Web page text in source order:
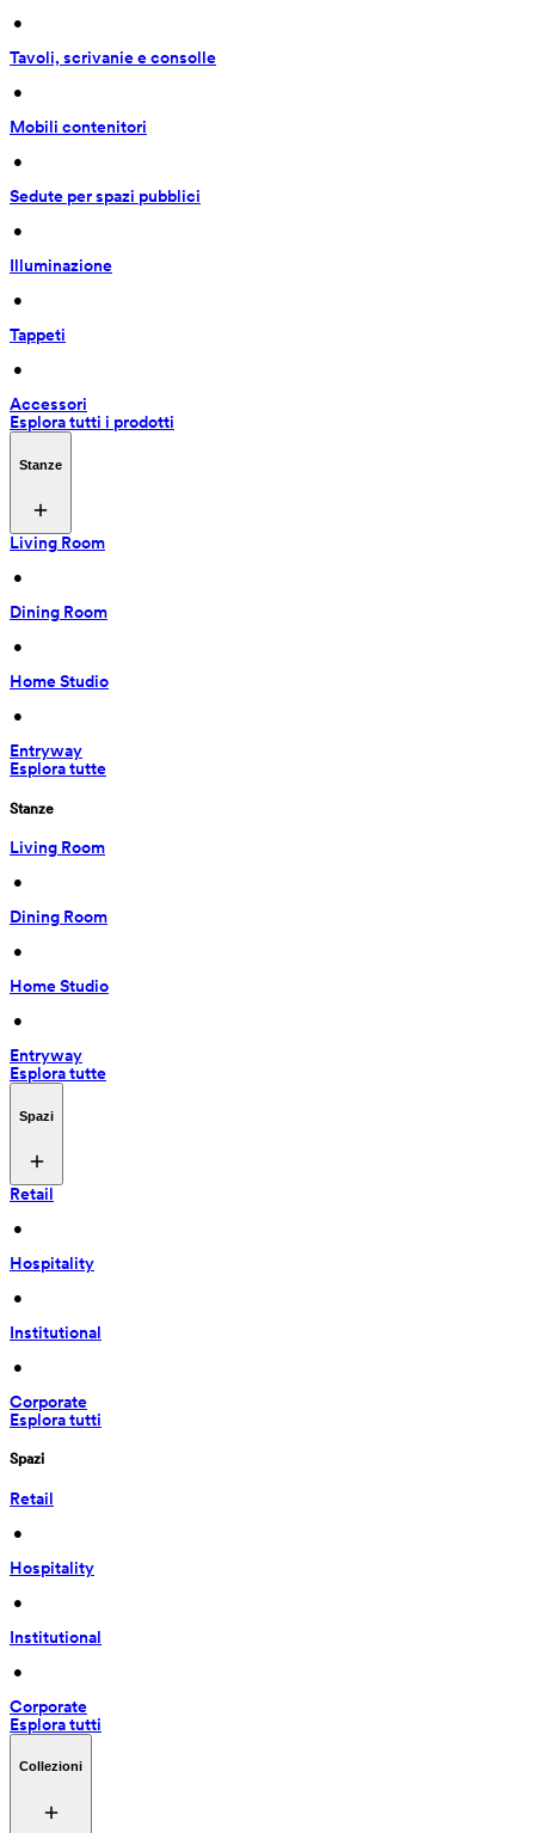
•
Tavoli, scrivanie e consolle
•
Mobili contenitori
•
Sedute per spazi pubblici
•
Illuminazione
•
Tappeti
•
Accessori
Esplora tutti i prodotti
Stanze
Living Room
•
Dining Room
•
Home Studio
•
Entryway
Esplora tutte
Stanze
Living Room
•
Dining Room
•
Home Studio
•
Entryway
Esplora tutte
Spazi
Retail
•
Hospitality
•
Institutional
•
Corporate
Esplora tutti
Spazi
Retail
•
Hospitality
•
Institutional
•
Corporate
Esplora tutti
Collezioni